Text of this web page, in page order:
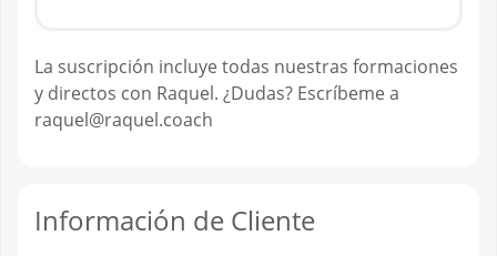
La suscripción incluye todas nuestras formaciones
y directos con Raquel. ¿Dudas? Escríbeme a
raquel@raquel.coach
Información de Cliente